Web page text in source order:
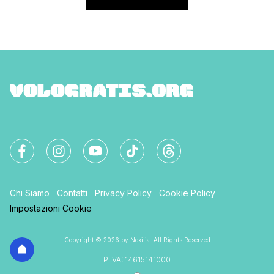
Chi Siamo Contatti Privacy Policy
Cookie Policy
Impostazioni Cookie
Copyright © 2026 by Nexilia. All Rights Reserved
P.IVA: 14615141000